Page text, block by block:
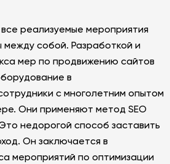
реализуемые мероприятия
между собой. Разработкой и
мер по продвижению сайтов
в
с многолетним опытом
Они применяют метод SEO
недорогой способ заставить
Он заключается в
мероприятий по оптимизации